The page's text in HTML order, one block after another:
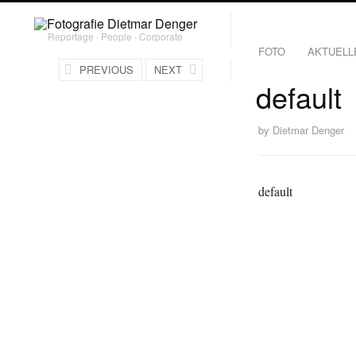
Reportage ∙ People ∙ Corporate
FOTO
default
by Dietmar Denger
default
PREVIOUS NEXT